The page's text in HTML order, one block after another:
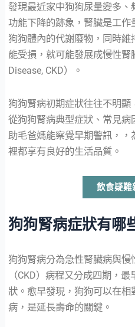
發現最近家中狗狗尿量變多
功能下降的跡象，腎臟是工
狗狗體內的代謝廢物，同時
能受損，就可能發展成慢性腎
Disease, CKD）。
狗狗腎病初期症狀往往不明
從狗狗腎病典型症狀、常見
助毛爸媽能察覺早期警訊，
裡都享有良好的生活品質。
飲食疑難
狗狗腎病症狀有哪
狗狗腎病分為急性腎臟病與
（CKD）病程又分成四期，
狀。愈早發現，狗狗可以在
病，是延長壽命的關鍵。